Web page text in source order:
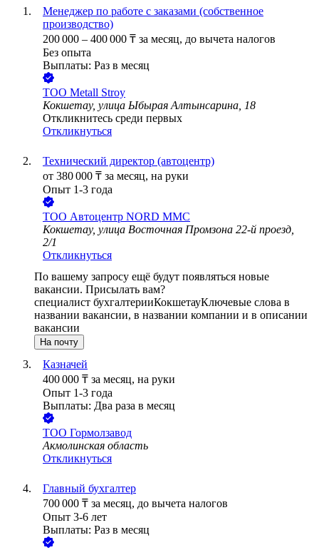
Менеджер по работе с заказами (собственное
производство)
200 000 – 400 000 ₸ за месяц, до вычета налогов
Без опыта
Выплаты: Раз в месяц
ТОО Metall Stroy
Кокшетау, улица Ыбырая Алтынсарина, 18
Откликнитесь среди первых
Откликнуться
Технический директор (автоцентр)
от 380 000 ₸ за месяц, на руки
Опыт 1-3 года
ТОО Автоцентр NORD MMC
Кокшетау, улица Восточная Промзона 22-й проезд,
2/1
Откликнуться
По вашему запросу ещё будут появляться новые
вакансии. Присылать вам?
специалист бухгалтерииКокшетауКлючевые слова в
названии вакансии, в названии компании и в описании
вакансии
На почту
Казначей
400 000 ₸ за месяц, на руки
Опыт 1-3 года
Выплаты: Два раза в месяц
ТОО Гормолзавод
Акмолинская область
Откликнуться
Главный бухгалтер
700 000 ₸ за месяц, до вычета налогов
Опыт 3-6 лет
Выплаты: Раз в месяц